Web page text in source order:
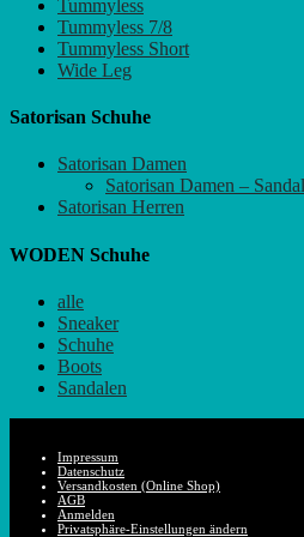
Tummyless
Tummyless 7/8
Tummyless Short
Wide Leg
Satorisan Schuhe
Satorisan Damen
Satorisan Damen –
Satorisan Herren
WODEN Schuhe
alle
Sneaker
Schuhe
Boots
Sandalen
Impressum
Datenschutz
Versandkosten (Online Shop)
AGB
Anmelden
Privatsphäre-Einstellungen ändern